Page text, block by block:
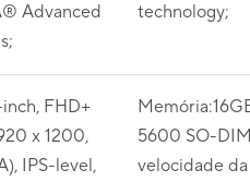
Advanced
technology;
FHD+
x 1200,
IPS-level,
5600 SO-
velocidade